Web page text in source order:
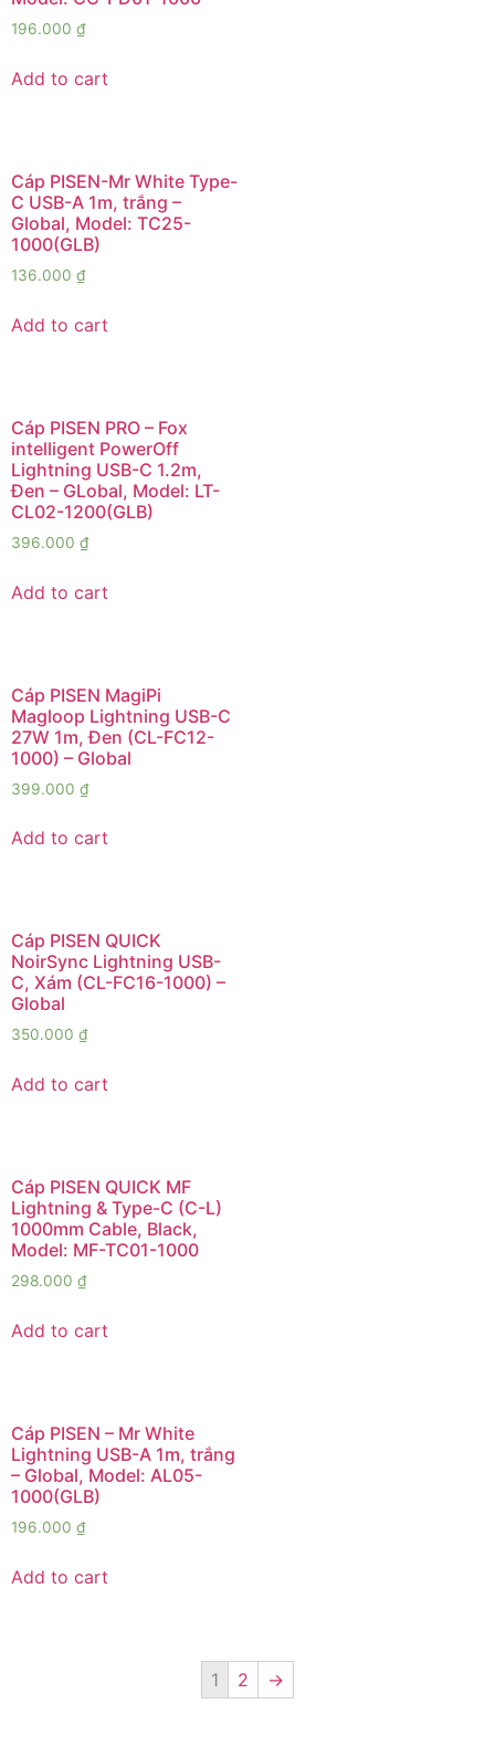
196.000 ₫
Add to cart
Cáp PISEN-Mr White Type-
C USB-A 1m, trắng –
Global, Model: TC25-
1000(GLB)
136.000 ₫
Add to cart
Cáp PISEN PRO – Fox
intelligent PowerOff
Lightning USB-C 1.2m,
Đen – GLobal, Model: LT-
CL02-1200(GLB)
396.000 ₫
Add to cart
Cáp PISEN MagiPi
Magloop Lightning USB-C
27W 1m, Đen (CL-FC12-
1000) – Global
399.000 ₫
Add to cart
Cáp PISEN QUICK
NoirSync Lightning USB-
C, Xám (CL-FC16-1000) –
Global
350.000 ₫
Add to cart
Cáp PISEN QUICK MF
Lightning & Type-C (C-L)
1000mm Cable, Black,
Model: MF-TC01-1000
298.000 ₫
Add to cart
Cáp PISEN – Mr White
Lightning USB-A 1m, trắng
– Global, Model: AL05-
1000(GLB)
196.000 ₫
Add to cart
1 2 →